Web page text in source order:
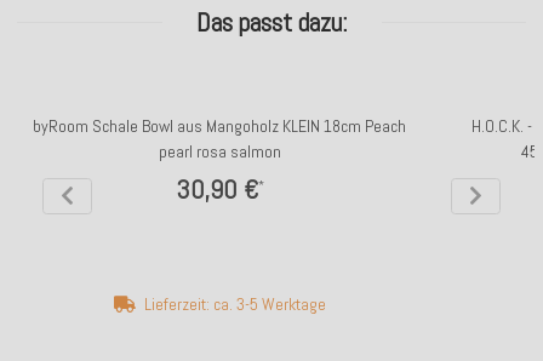
Das passt dazu:
byRoom Schale Bowl aus Mangoholz KLEIN 18cm Peach
pearl rosa salmon
30,90 €*
Lieferzeit: ca. 3-5 Werktage
H.O.C.K. -